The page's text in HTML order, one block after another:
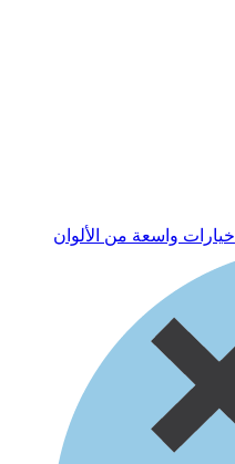
خيارات واسعة من الألوان